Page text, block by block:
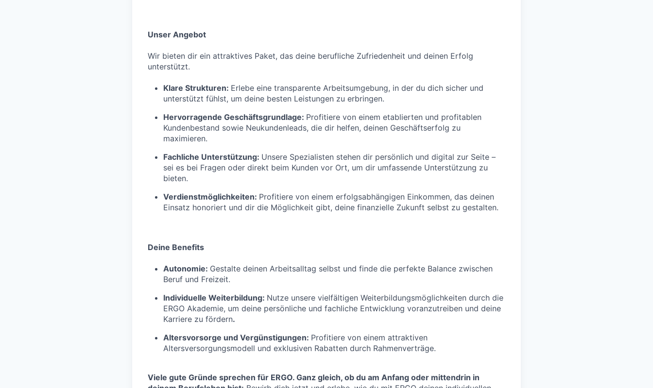
Unser Angebot
Wir bieten dir ein attraktives Paket, das deine berufliche Zufriedenheit und deinen Erfolg
unterstützt.
Klare Strukturen: Erlebe eine transparente Arbeitsumgebung, in der du dich sicher und
unterstützt fühlst, um deine besten Leistungen zu erbringen.
Hervorragende Geschäftsgrundlage: Profitiere von einem etablierten und profitablen
Kundenbestand sowie Neukundenleads, die dir helfen, deinen Geschäftserfolg zu
maximieren.
Fachliche Unterstützung: Unsere Spezialisten stehen dir persönlich und digital zur Seite –
sei es bei Fragen oder direkt beim Kunden vor Ort, um dir umfassende Unterstützung zu
bieten.
Verdienstmöglichkeiten: Profitiere von einem erfolgsabhängigen Einkommen, das deinen
Einsatz honoriert und dir die Möglichkeit gibt, deine finanzielle Zukunft selbst zu gestalten.
Deine Benefits
Autonomie: Gestalte deinen Arbeitsalltag selbst und finde die perfekte Balance zwischen
Beruf und Freizeit.
Individuelle Weiterbildung: Nutze unsere vielfältigen Weiterbildungsmöglichkeiten durch die
ERGO Akademie, um deine persönliche und fachliche Entwicklung voranzutreiben und deine
Karriere zu fördern.
Altersvorsorge und Vergünstigungen: Profitiere von einem attraktiven
Altersversorgungsmodell und exklusiven Rabatten durch Rahmenverträge.
Viele gute Gründe sprechen für ERGO. Ganz gleich, ob du am Anfang oder mittendrin in